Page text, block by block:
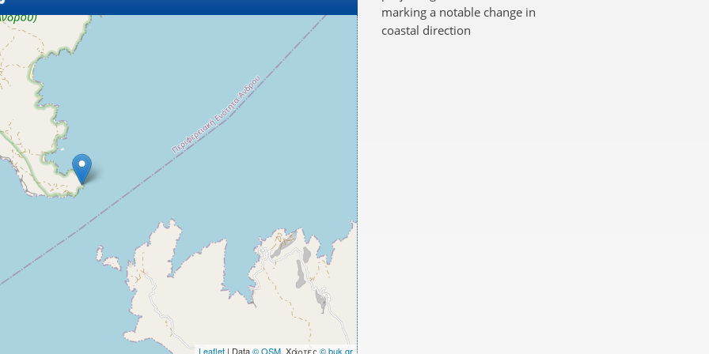
Leaflet| Data© OSM, Χάρτες © buk.gr
marking a notable change in
coastal direction